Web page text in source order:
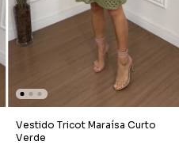
Vestido Tricot Maraísa Curto
Verde